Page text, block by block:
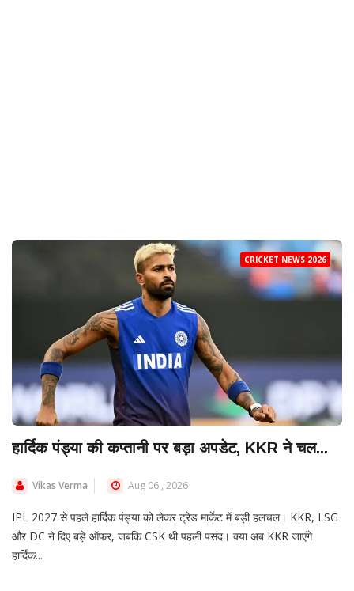
CRICKET NEWS 2026
हार्दिक पंड्या की कप्तानी पर बड़ा अपडेट, KKR ने चल...
Vikas Verma Aug 06 , 2026
IPL 2027 से पहले हार्दिक पंड्या को लेकर ट्रेड मार्केट में बड़ी हलचल। KKR, LSG
और DC ने दिए बड़े ऑफर, जबकि CSK थी पहली पसंद। क्या अब KKR जाएंगे
हार्दिक...